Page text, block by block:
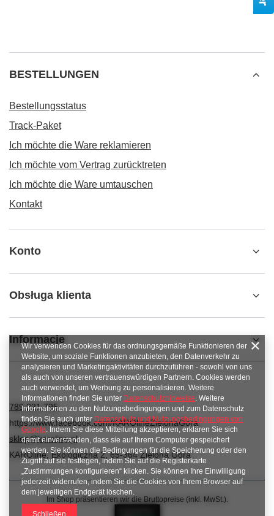
BESTELLUNGEN
Bestellungsstatus
Track-Paket
Ich möchte die Ware reklamieren
Ich möchte vom Vertrag zurücktreten
Ich möchte die Ware umtauschen
Kontakt
Konto
Obsługa klienta
Informacje
789 221 795
https://www.facebook.com/KAROlineZielonaGora
sklep@karoline.pl
KAROline,Ekologiczna 2,65-364Zielona Góra
Im Shop präsentieren wir die Bruttopreise (inkl. MwSt.).
Wir verwenden Cookies für das ordnungsgemäße Funktionieren der
Website, um soziale Funktionen anzubieten, den Datenverkehr zu
analysieren und Marketingaktivitäten durchzuführen - sowohl von uns
als auch von unseren vertrauenswürdigen Partnern. Cookies werden
auch verwendet, um Werbung zu personalisieren. Weitere
Informationen finden Sie unter Datenschutzhinweise. Weitere
Informationen zu den Nutzungsbedingungen und zum Datenschutz
finden Sie auch unter Datenschutz und Nutzungsbedingungen von
Google. Indem Sie diese Mitteilung akzeptieren, erklären Sie sich
damit einverstanden, dass sie auf Ihrem Computer gespeichert
werden. Sie können die Bedingungen für die Speicherung oder den
Zugriff auf sie festlegen, indem Sie auf die Registerkarte
„Zustimmungen konfigurieren“ klicken. Sie können Ihre Einwilligung
jederzeit widerrufen, indem Sie die Cookies von Ihrem Browser auf
dem jeweiligen Endgerät löschen.
Schließen